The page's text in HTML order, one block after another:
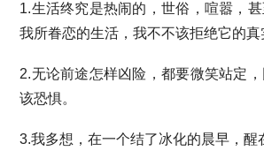
1.生活终究是热闹的，世俗，喧嚣，
我所眷恋的生活，我不不该拒绝它的真
2.无论前途怎样凶险，都要微笑站定
该恐惧。
3.我多想，在一个结了冰化的晨早，醒